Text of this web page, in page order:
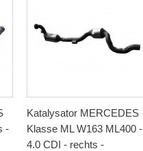
-
Katalysator MERCEDES
Klasse ML W163 ML400 -
4.0 CDI - rechts -